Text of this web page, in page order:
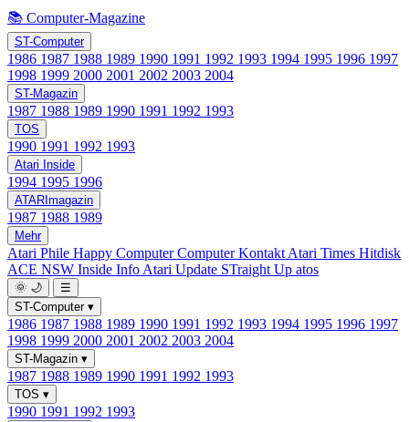
📚 Computer-Magazine
ST-Computer
1986 1987 1988 1989 1990 1991 1992 1993 1994 1995 1996 1997
1998 1999 2000 2001 2002 2003 2004
ST-Magazin
1987 1988 1989 1990 1991 1992 1993
TOS
1990 1991 1992 1993
Atari Inside
1994 1995 1996
ATARImagazin
1987 1988 1989
Mehr
Atari Phile Happy ComputerComputer Kontakt Atari Times Hitdisk
ACE NSW Inside Info Atari Update STraight Up atos
🌞 🌙
☰
ST-Computer ▾
1986 1987 1988 1989 1990 1991 1992 1993 1994 1995 1996 1997
1998 1999 2000 2001 2002 2003 2004
ST-Magazin ▾
1987 1988 1989 1990 1991 1992 1993
TOS ▾
1990 1991 1992 1993